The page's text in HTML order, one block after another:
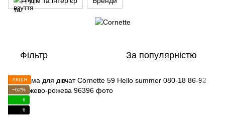
Фільтр За популярністю
АКЦІЯ
−62%
6
6